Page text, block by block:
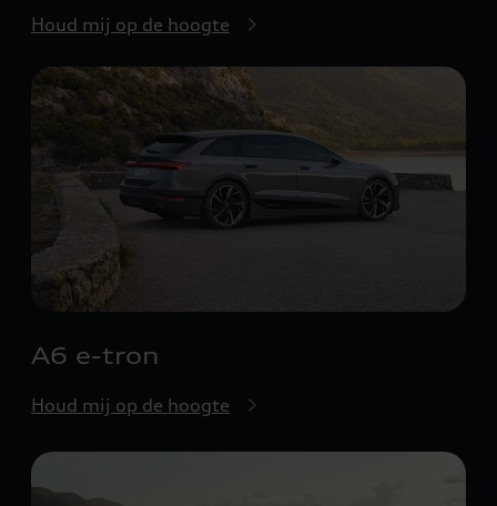
Houd mij op de hoogte
A6 e-tron
Houd mij op de hoogte